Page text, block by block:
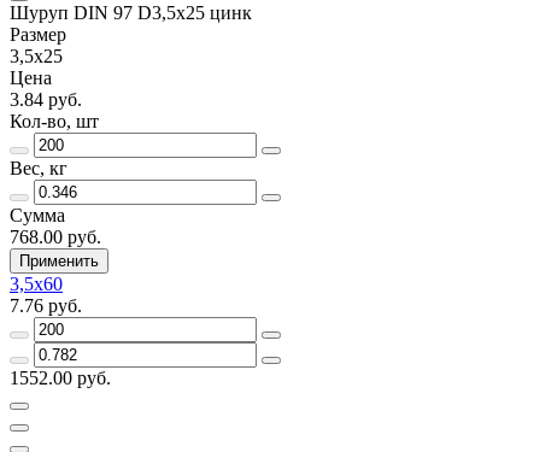
Шуруп DIN 97 D3,5х25 цинк
Размер
3,5x25
Цена
3.84 руб.
Кол-во, шт
Вес, кг
Сумма
768.00 руб.
Применить
3,5x60
7.76 руб.
1552.00 руб.